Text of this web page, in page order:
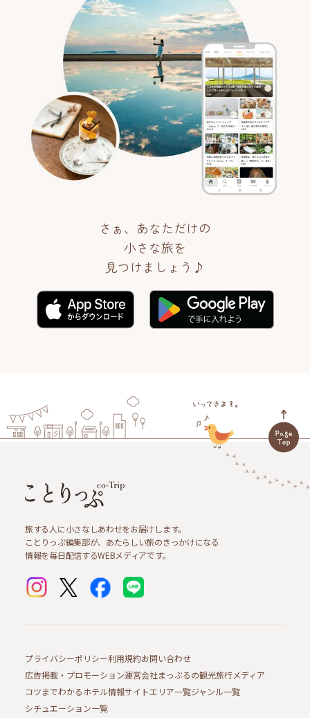
さぁ、あなただけの
小さな旅を
見つけましょう♪
旅する人に小さなしあわせをお届けします。
ことりっぷ編集部が、あたらしい旅のきっかけになる
情報を毎日配信するWEBメディアです。
プライバシーポリシー利用規約お問い合わせ
広告掲載・プロモーション運営会社まっぷるの観光旅行メディア
コツまでわかるホテル情報サイトエリア一覧ジャンル一覧
シチュエーション一覧